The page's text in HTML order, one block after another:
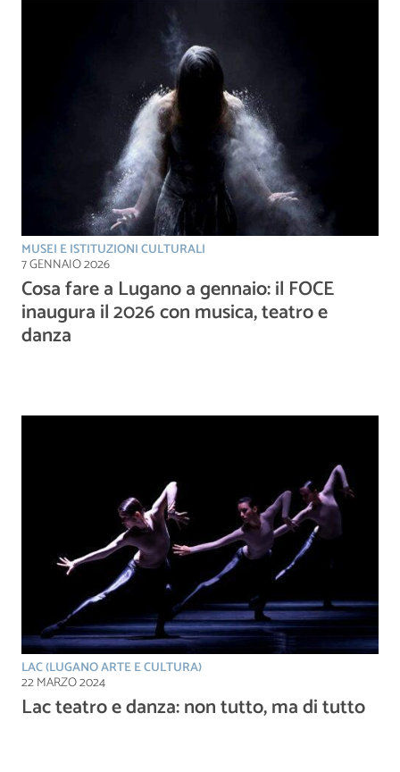
MUSEI E ISTITUZIONI CULTURALI
7 GENNAIO 2026
Cosa fare a Lugano a gennaio: il FOCE
inaugura il 2026 con musica, teatro e
danza
LAC (LUGANO ARTE E CULTURA)
22 MARZO 2024
Lac teatro e danza: non tutto, ma di tutto